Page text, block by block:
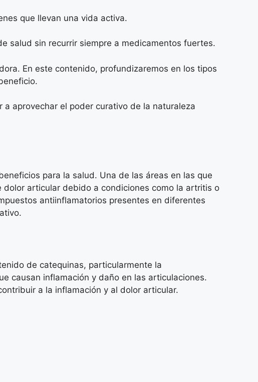
que llevan una vida activa.
salud sin recurrir siempre a medicamentos fuertes.
En este contenido, profundizaremos en los tipos
aprovechar el poder curativo de la naturaleza
para la salud. Una de las áreas en las que
articular debido a condiciones como la artritis o
antiinflamatorios presentes en diferentes
de catequinas, particularmente la
causan inflamación y daño en las articulaciones.
a la inflamación y al dolor articular.